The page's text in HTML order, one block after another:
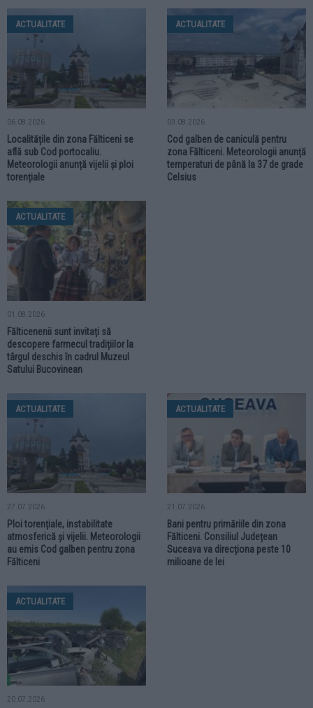
ACTUALITATE
06.08.2026
Localitățile din zona Fălticeni se
află sub Cod portocaliu.
Meteorologii anunță vijelii și ploi
torențiale
ACTUALITATE
03.08.2026
Cod galben de caniculă pentru
zona Fălticeni. Meteorologii anunță
temperaturi de până la 37 de grade
Celsius
ACTUALITATE
01.08.2026
Fălticenenii sunt invitați să
descopere farmecul tradițiilor la
târgul deschis în cadrul Muzeul
Satului Bucovinean
ACTUALITATE
27.07.2026
Ploi torențiale, instabilitate
atmosferică și vijelii. Meteorologii
au emis Cod galben pentru zona
Fălticeni
ACTUALITATE
21.07.2026
Bani pentru primăriile din zona
Fălticeni. Consiliul Județean
Suceava va direcționa peste 10
milioane de lei
ACTUALITATE
20.07.2026